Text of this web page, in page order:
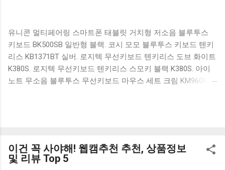
유니콘 멀티페어링 스마트폰 태블릿 거치형 저소음 블루투스
키보드 BK500SB 일반형 블랙. 코시 모모 블루투스 키보드 텐키
리스 KB1371BT 실버. 로지텍 무선키보드 텐키리스 도브 화이트
K380S. 로지텍 무선키보드 텐키리스 스모키 블랙 K380S. 아이
노트 무소음 블루투스 무선키보드 마우스 세트 크림 KM960RB
혜택을 놓치지 마세요. 다양한 할인 혜택과 빠른배송 혜택을 놓
치지 않도록 먼저 확인해보세요. 추가할인 확인하기 상품 하나
이건 꼭 사야해! 웹캠추천 추천, 상품정보
및 리뷰 Top 5